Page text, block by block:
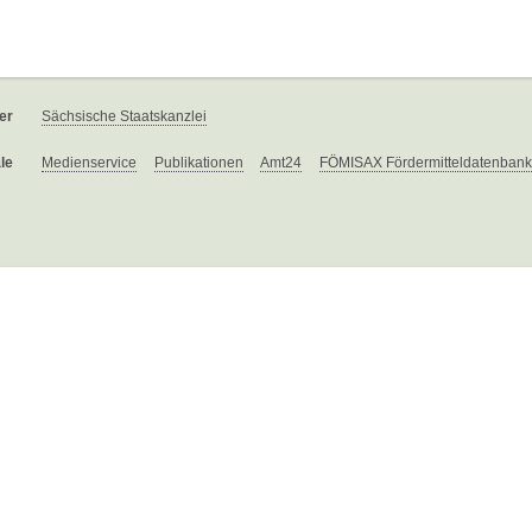
Sächsische Staatskanzlei
Medienservice Publikationen Amt24 FÖMISAX Fördermitteldatenbank